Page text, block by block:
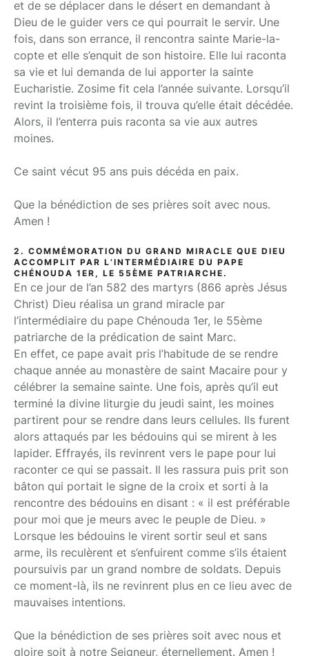
et de se déplacer dans le désert en demandant à
Dieu de le guider vers ce qui pourrait le servir. Une
fois, dans son errance, il rencontra sainte Marie-la-
copte et elle s’enquit de son histoire. Elle lui raconta
sa vie et lui demanda de lui apporter la sainte
Eucharistie. Zosime fit cela l’année suivante. Lorsqu’il
revint la troisième fois, il trouva qu’elle était décédée.
Alors, il l’enterra puis raconta sa vie aux autres
moines.
Ce saint vécut 95 ans puis décéda en paix.
Que la bénédiction de ses prières soit avec nous.
Amen !
2. COMMÉMORATION DU GRAND MIRACLE QUE DIEU
ACCOMPLIT PAR L’INTERMÉDIAIRE DU PAPE
CHÉNOUDA 1ER, LE 55ÈME PATRIARCHE.
En ce jour de l’an 582 des martyrs (866 après Jésus
Christ) Dieu réalisa un grand miracle par
l’intermédiaire du pape Chénouda 1er, le 55ème
patriarche de la prédication de saint Marc.
En effet, ce pape avait pris l’habitude de se rendre
chaque année au monastère de saint Macaire pour y
célébrer la semaine sainte. Une fois, après qu’il eut
terminé la divine liturgie du jeudi saint, les moines
partirent pour se rendre dans leurs cellules. Ils furent
alors attaqués par les bédouins qui se mirent à les
lapider. Effrayés, ils revinrent vers le pape pour lui
raconter ce qui se passait. Il les rassura puis prit son
bâton qui portait le signe de la croix et sorti à la
rencontre des bédouins en disant : « il est préférable
pour moi que je meurs avec le peuple de Dieu. »
Lorsque les bédouins le virent sortir seul et sans
arme, ils reculèrent et s’enfuirent comme s’ils étaient
poursuivis par un grand nombre de soldats. Depuis
ce moment-là, ils ne revinrent plus en ce lieu avec de
mauvaises intentions.
Que la bénédiction de ses prières soit avec nous et
gloire soit à notre Seigneur, éternellement. Amen !